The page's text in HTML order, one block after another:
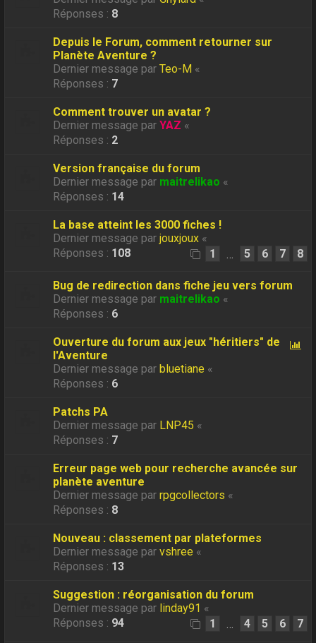
Réponses : 8
Depuis le Forum, comment retourner sur
Planète Aventure ?
Dernier message parTeo-M «
Réponses : 7
Comment trouver un avatar ?
Dernier message parYAZ «
Réponses : 2
Version française du forum
Dernier message par maitrelikao «
Réponses : 14
La base atteint les 3000 fiches !
Dernier message parjouxjoux «
Réponses : 108 1 … 5 6 7 8
Bug de redirection dans fiche jeu vers forum
Dernier message par maitrelikao «
Réponses : 6
Ouverture du forum aux jeux "héritiers" de
l'Aventure
Dernier message par bluetiane «
Réponses : 6
Patchs PA
Dernier message par LNP45 «
Réponses : 7
Erreur page web pour recherche avancée sur
planète aventure
Dernier message parrpgcollectors «
Réponses : 8
Nouveau : classement par plateformes
Dernier message parvshree «
Réponses : 13
Suggestion : réorganisation du forum
Dernier message par linday91 «
Réponses : 94 1 … 4 5 6 7